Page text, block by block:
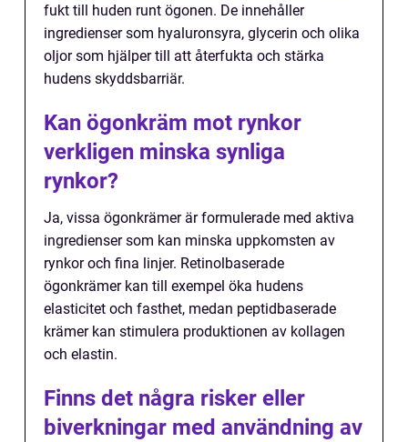
fukt till huden runt ögonen. De innehåller
ingredienser som hyaluronsyra, glycerin och olika
oljor som hjälper till att återfukta och stärka
hudens skyddsbarriär.
Kan ögonkräm mot rynkor
verkligen minska synliga
rynkor?
Ja, vissa ögonkrämer är formulerade med aktiva
ingredienser som kan minska uppkomsten av
rynkor och fina linjer. Retinolbaserade
ögonkrämer kan till exempel öka hudens
elasticitet och fasthet, medan peptidbaserade
krämer kan stimulera produktionen av kollagen
och elastin.
Finns det några risker eller
biverkningar med användning av